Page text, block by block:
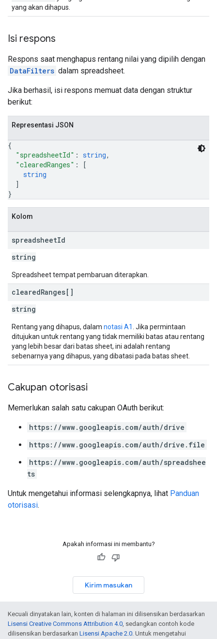
yang akan dihapus.
Isi respons
Respons saat menghapus rentang nilai yang dipilih dengan
DataFilters dalam spreadsheet.
Jika berhasil, isi respons memuat data dengan struktur
berikut:
Representasi JSON
{
"spreadsheetId" : string,
"clearedRanges" :
[
string
]
}
Kolom
spreadsheetId
string
Spreadsheet tempat pembaruan diterapkan.
clearedRanges[]
string
Rentang yang dihapus, dalam notasi A1 . Jika permintaan
ditujukan untuk rentang yang tidak memiliki batas atau rentang
yang lebih besar dari batas sheet, ini adalah rentang
sebenarnya yang dihapus, yang dibatasi pada batas sheet.
Cakupan otorisasi
Memerlukan salah satu cakupan OAuth berikut:
https://www.googleapis.com/auth/drive
https://www.googleapis.com/auth/drive.file
https://www.googleapis.com/auth/spreadshee
ts
Untuk mengetahui informasi selengkapnya, lihat Panduan
otorisasi.
Apakah informasi ini membantu?
Kirim masukan
Kecuali dinyatakan lain, konten di halaman ini dilisensikan berdasarkan
Lisensi Creative Commons Attribution 4.0, sedangkan contoh kode
dilisensikan berdasarkan Lisensi Apache 2.0. Untuk mengetahui